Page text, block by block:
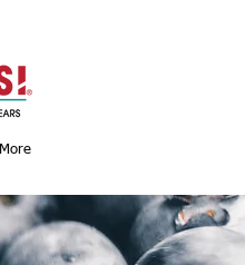
More